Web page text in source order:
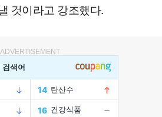
것이라고 강조했다.
ADVERTISEMENT